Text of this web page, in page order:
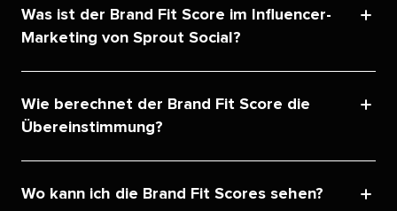
Was ist der Brand Fit Score im Influencer-
Marketing von Sprout Social?​​
Wie berechnet der Brand Fit Score die
Übereinstimmung?​​
Wo kann ich die Brand Fit Scores sehen?​​